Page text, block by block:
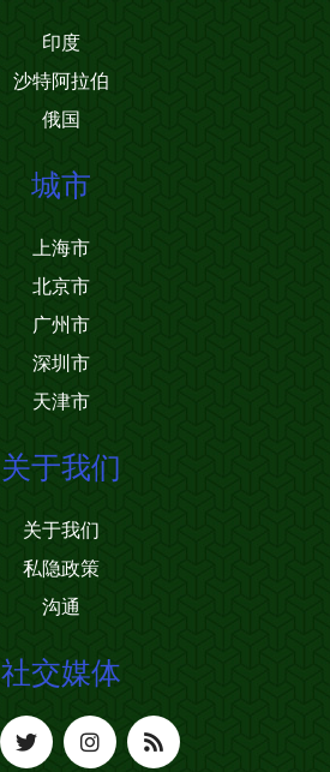
印度
沙特阿拉伯
俄国
城市
上海市
北京市
广州市
深圳市
天津市
关于我们
关于我们
私隐政策
沟通
社交媒体